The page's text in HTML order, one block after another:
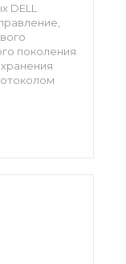
DELL
поколения
и